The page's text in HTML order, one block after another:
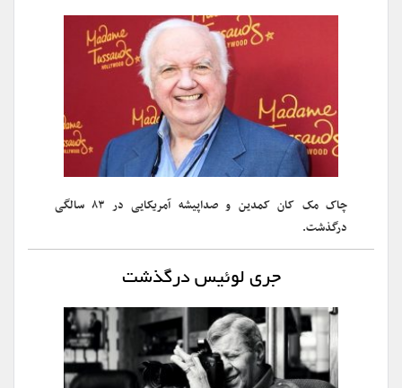
چاک مک کان کمدین و صداپیشه آمریکایی در ۸۳ سالگی
درگذشت.
جری لوئیس درگذشت